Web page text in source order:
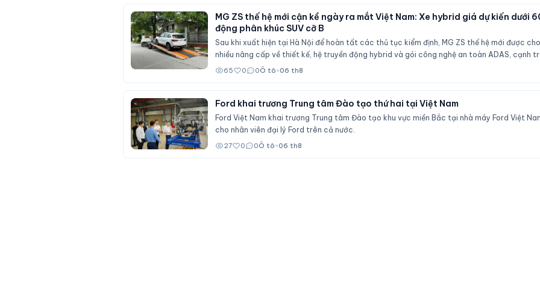
MG ZS thế hệ mới cận kề ngày ra mắt Việt Nam: Xe hybrid giá dự kiến dưới
động phân khúc SUV cỡ B
Sau khi xuất hiện tại Hà Nội để hoàn tất các thủ tục kiểm định, MG ZS thế hệ mới được
nhiều nâng cấp về thiết kế, hệ truyền động hybrid và gói công nghệ an toàn ADAS, cạnh
Seltos và Honda HR-V.
65 0 0Ô tô•06 th8
Ford khai trương Trung tâm Đào tạo thứ hai tại Việt Nam
Ford Việt Nam khai trương Trung tâm Đào tạo khu vực miền Bắc tại nhà máy Ford Việt
cho nhân viên đại lý Ford trên cả nước.
27 0 0Ô tô•06 th8